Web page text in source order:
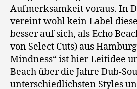
Aufmerksamkeit voraus. In
vereint wohl kein Label
besser auf sich, als Echo
von Select Cuts) aus
Mindness“ ist hier Leitidee
Beach über die Jahre Dub-
unterschiedlichsten Styles